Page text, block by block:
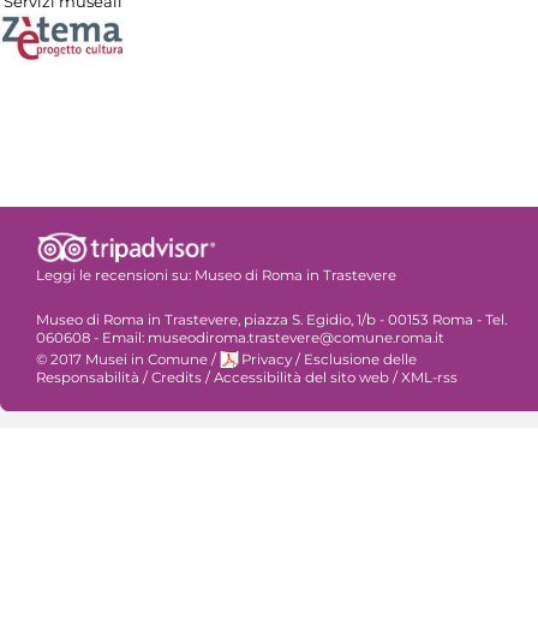
Leggi le recensioni su: Museo di Roma in Trastevere
Museo di Roma in Trastevere, piazza S. Egidio, 1/b - 00153 Roma - Tel.
060608 - Email: museodiroma.trastevere@comune.roma.it
© 2017 Musei in Comune / Privacy / Esclusione delle
Responsabilità /Credits /Accessibilità del sito web /XML-rss